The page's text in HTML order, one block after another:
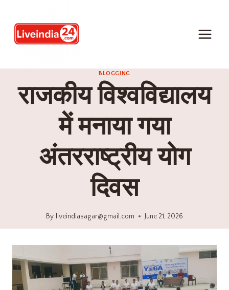
BLOGGING
राजकीय विश्वविद्यालय
में मनाया गया
अंतरराष्ट्रीय योग
दिवस
By liveindiasagar@gmail.com June 21, 2026